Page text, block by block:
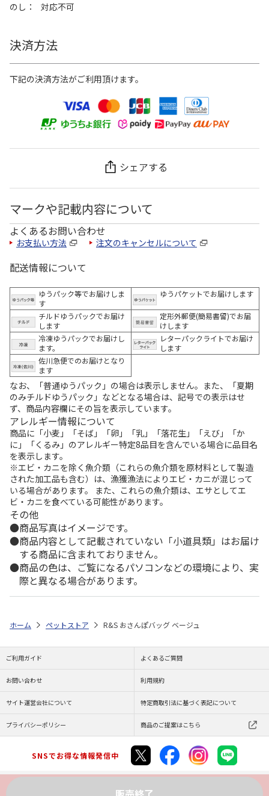
のし
対応不可
決済方法
下記の決済方法がご利用頂けます。
シェアする
マークや記載内容について
よくあるお問い合わせ
お支払い方法 注文のキャンセルについて
配送情報について
ゆうパック等でお届けしま
す
ゆうパケットでお届けします
チルドゆうパックでお届け
します
定形外郵便(簡易書留)でお届
けします
冷凍ゆうパックでお届けし
ます。
レターパックライトでお届け
します
佐川急便でのお届けとなり
ます
なお、「普通ゆうパック」の場合は表示しません。また、「夏期
のみチルドゆうパック」などとなる場合は、記号での表示はせ
ず、商品内容欄にその旨を表示しています。
アレルギー情報について
商品に「小麦」「そば」「卵」「乳」「落花生」「えび」「か
に」「くるみ」のアレルギー特定8品目を含んでいる場合に品目名
を表示します。
※エビ・カニを除く魚介類（これらの魚介類を原材料として製造
された加工品も含む）は、漁獲漁法によりエビ・カニが混じって
いる場合があります。 また、これらの魚介類は、エサとしてエ
ビ・カニを食べている可能性があります。
その他
商品写真はイメージです。
商品内容として記載されていない「小道具類」はお届け
する商品に含まれておりません。
商品の色は、ご覧になるパソコンなどの環境により、実
際と異なる場合があります。
ホーム ペットストア R&S おさんぽバッグ ベージュ
ご利用ガイド よくあるご質問
お問い合わせ 利用規約
サイト運営会社について 特定商取引法に基づく表記について
プライバシーポリシー 商品のご提案はこちら
SNSでお得な情報発信中